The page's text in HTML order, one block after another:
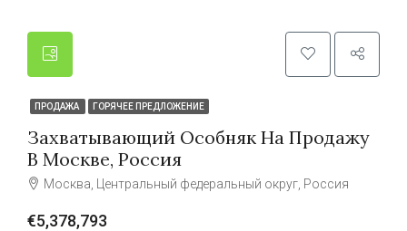
ПРОДАЖА ГОРЯЧЕЕ ПРЕДЛОЖЕНИЕ
Захватывающий Особняк На Продажу
В Москве, Россия
Москва, Центральный федеральный округ, Россия
€5,378,793